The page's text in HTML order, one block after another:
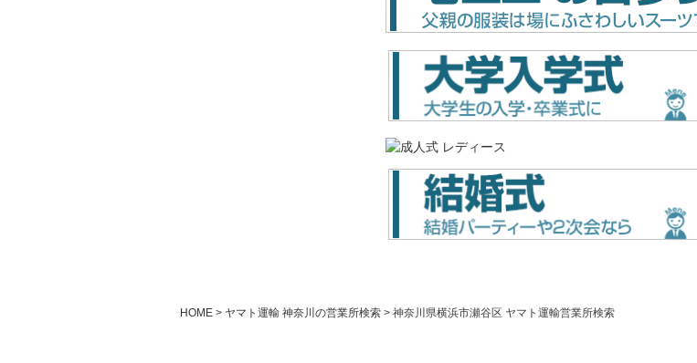
HOME ヤマト運輸 神奈川の営業所検索 神奈川県横浜市瀬谷区 ヤマト運輸営業所検索